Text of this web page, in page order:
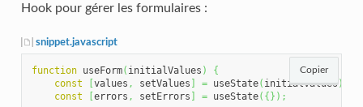
Hook pour gérer les formulaires :
snippet.javascript
function useForm( initialValues )
{
const
[values , setValues ] = useState( initialValues)
const
[errors , setErrors ] = useState( {} ) ;
Copier